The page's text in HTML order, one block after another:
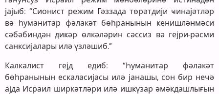
јајыб: “Сионист режим Гәззада төрәтдији ҹинајәтләр
вә һуманитар фәлакәт бөһранынын ҝенишләнмәси
сәбәбиндән диҝәр өлкәләрин сәссиз вә гејри-рәсми
санксијалары илә үзләшиб.”
Калкалист гејд едиб: “Һуманитар фәлакәт
бөһранынын ескаласијасы илә јанашы, сон бир нечә
ајда Исраил ширкәтләри илә ишҝүзар әмәкдашлығын